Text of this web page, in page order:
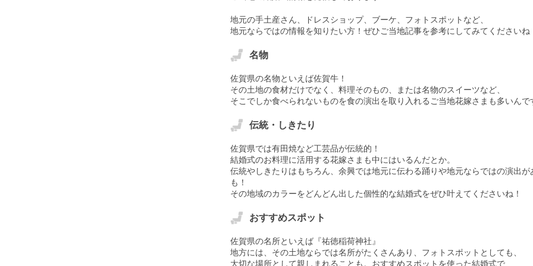
地元の手土産さん、ドレスショップ、ブーケ、フォトスポットなど、
地元ならではの情報を知りたい方！ぜひご当地記事を参考にしてみてくださいね
名物
佐賀県の名物といえば佐賀牛！
その土地の食材だけでなく、料理そのもの、または名物のスイーツなど、
そこでしか食べられないものを食の演出を取り入れるご当地花嫁さまも多いんで
伝統・しきたり
佐賀県では有田焼など工芸品が伝統的！
結婚式のお料理に活用する花嫁さまも中にはいるんだとか。
伝統やしきたりはもちろん、余興では地元に伝わる踊りや地元ならではの演出が
も！
その地域のカラーをどんどん出した個性的な結婚式をぜひ叶えてくださいね！
おすすめスポット
佐賀県の名所といえば『祐徳稲荷神社』
地方には、その土地ならでは名所がたくさんあり、フォトスポットとしても、
大切な場所として親しまれることも。おすすめスポットを使った結婚式で